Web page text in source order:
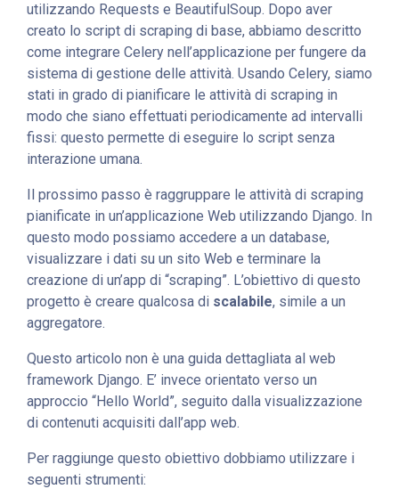
utilizzando Requests e BeautifulSoup. Dopo aver
creato lo script di scraping di base, abbiamo descritto
come integrare Celery nell’applicazione per fungere da
sistema di gestione delle attività. Usando Celery, siamo
stati in grado di pianificare le attività di scraping in
modo che siano effettuati periodicamente ad intervalli
fissi: questo permette di eseguire lo script senza
interazione umana.
Il prossimo passo è raggruppare le attività di scraping
pianificate in un’applicazione Web utilizzando Django. In
questo modo possiamo accedere a un database,
visualizzare i dati su un sito Web e terminare la
creazione di un’app di “scraping”. L’obiettivo di questo
progetto è creare qualcosa di scalabile, simile a un
aggregatore.
Questo articolo non è una guida dettagliata al web
framework Django. E’ invece orientato verso un
approccio “Hello World”, seguito dalla visualizzazione
di contenuti acquisiti dall’app web.
Per raggiunge questo obiettivo dobbiamo utilizzare i
seguenti strumenti: